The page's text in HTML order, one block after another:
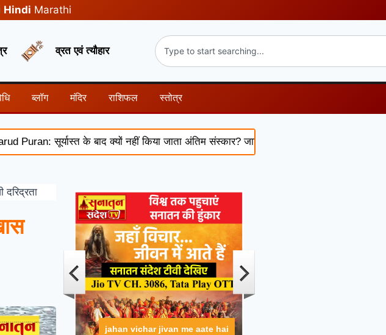
Hindi Marathi
व्रत एवं त्यौहार
ब्लॉग मंदिर राशिफल स्तोत्र
सूर्यास्त के बाद क्यों नहीं किया जाता अंतिम संस्कार? जानिए इसके पीछे की धार्मिक मान्यता
jahan vichar jivan me aate hai